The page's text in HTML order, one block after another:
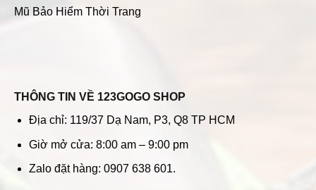
Mũ Bảo Hiểm Thời Trang
THÔNG TIN VỀ 123GOGO SHOP
Địa chỉ: 119/37 Dạ Nam, P3, Q8 TP HCM
Giờ mở cửa: 8:00 am – 9:00 pm
Zalo đặt hàng: 0907 638 601.